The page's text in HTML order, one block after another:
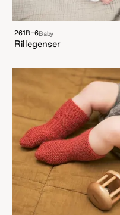
261R-6Baby
Rillegenser